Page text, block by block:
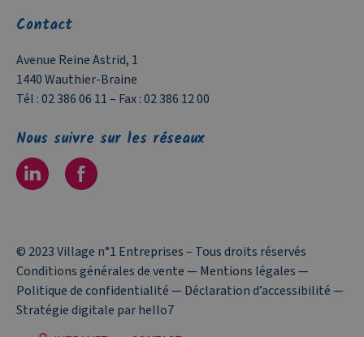
Contact
Avenue Reine Astrid, 1
1440 Wauthier-Braine
Tél :02 386 06 11– Fax :02 386 12 00
Nous suivre sur les réseaux
© 2023 Village n°1 Entreprises – Tous droits réservés
Conditions générales de vente— Mentions légales—
Politique de confidentialité— Déclaration d’accessibilité—
Stratégie digitale par hello7